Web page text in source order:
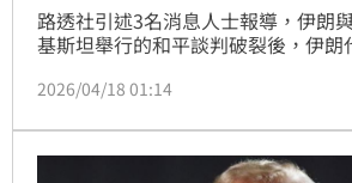
路透社引述3名消息人士報導，伊朗
基斯坦舉行的和平談判破裂後，伊朗
們返國。
2026/04/18 01:14